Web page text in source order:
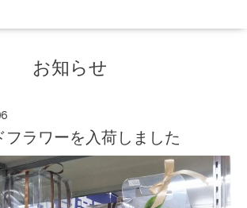
お知らせ
フラワーを入荷しました